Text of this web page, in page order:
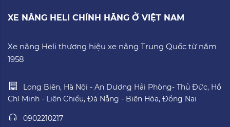
XE NÂNG HELI CHÍNH HÃNG Ở VIỆT NAM
Xe nâng Heli thương hiệu xe nâng Trung Quốc từ năm
1958
Long Biên, Hà Nội - An Dương Hải Phòng- Thủ Đức, Hồ
Chí Minh - Liên Chiểu, Đà Nẵng - Biên Hòa, Đồng Nai
0902210217